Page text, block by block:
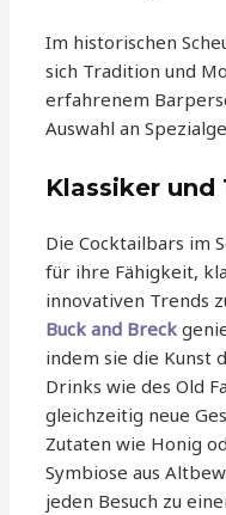
Im historischen
sich Tradition und
erfahrenem
Auswahl an
Klassiker
Die Cocktailbars im
für ihre Fähigkeit,
innovativen Trends
Buck and Breck
indem sie die Kunst
Drinks wie des Old
gleichzeitig neue
Zutaten wie Honig
Symbiose aus
jeden Besuch zu